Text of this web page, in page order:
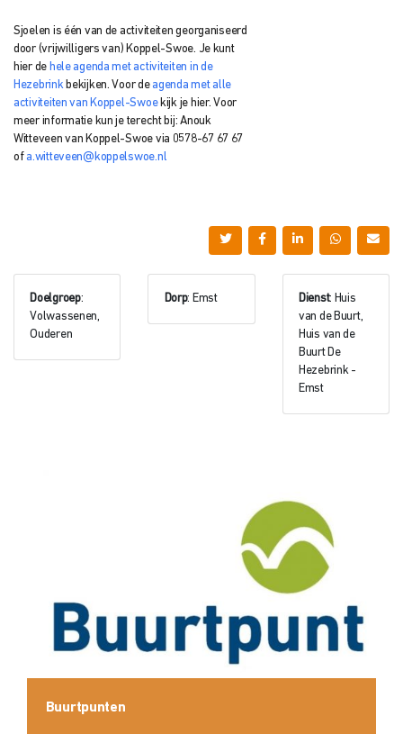
Sjoelen is één van de activiteiten georganiseerd
door (vrijwilligers van) Koppel-Swoe. Je kunt
hier de hele agenda met activiteiten in de
Hezebrink bekijken. Voor de agenda met alle
activiteiten van Koppel-Swoekijk je hier.Voor
meer informatie kun je terecht bij: Anouk
Witteveenvan Koppel-Swoe via 0578-67 67 67
of a.witteveen@koppelswoe.nl
Doelgroep:
Volwassenen,
Ouderen
Dorp: Emst Dienst: Huis
van de Buurt,
Huis van de
Buurt De
Hezebrink -
Emst
Buurtpunten